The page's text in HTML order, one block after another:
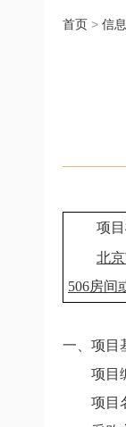
首页 > 信
项目
北
506房间
一、项目
项目
项目